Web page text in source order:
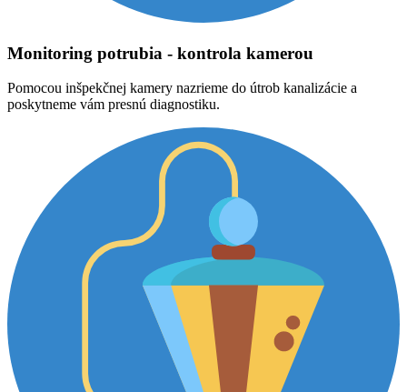
Monitoring potrubia - kontrola kamerou
Pomocou inšpekčnej kamery nazrieme do útrob kanalizácie a
poskytneme vám presnú diagnostiku.